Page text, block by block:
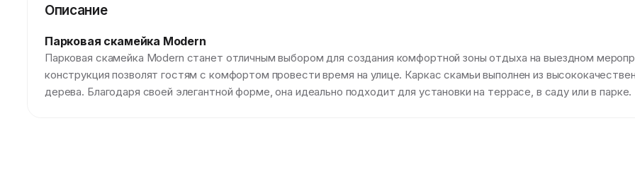
Описание
Парковая скамейка Modern
Парковая скамейка Modern станет отличным выбором для создания комфортной зоны отдыха на выездном
конструкция позволят гостям с комфортом провести время на улице. Каркас скамьи выполнен из
дерева. Благодаря своей элегантной форме, она идеально подходит для установки на террасе, в саду или в парке.